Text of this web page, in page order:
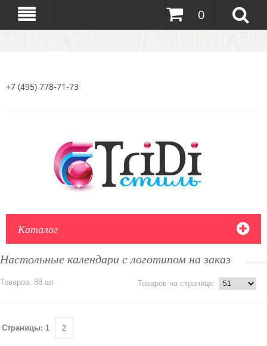
0
+7 (495) 778-71-73
Каталог
Настольные календари с логотипом на заказ
Товаров: 88 шт Товаров на странице:
Страницы: 1 2